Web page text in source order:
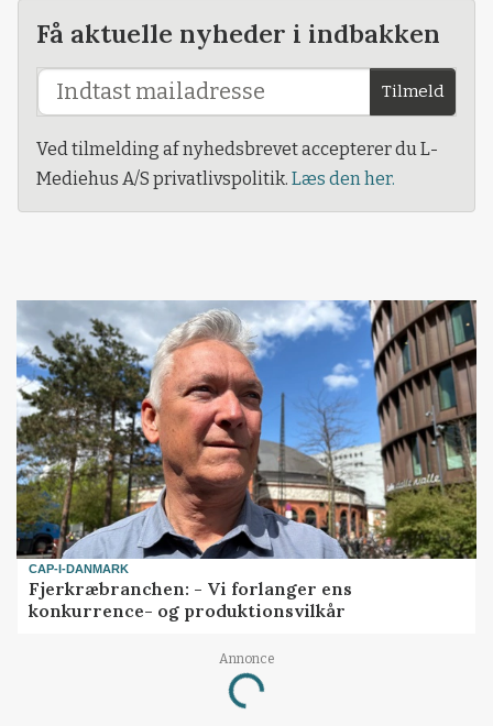
Få aktuelle nyheder i indbakken
Tilmeld
Ved tilmelding af nyhedsbrevet accepterer du L-
Mediehus A/S privatlivspolitik. Læs den her.
CAP-I-DANMARK
Fjerkræbranchen: - Vi forlanger ens
konkurrence- og produktionsvilkår
Annonce
Loading...